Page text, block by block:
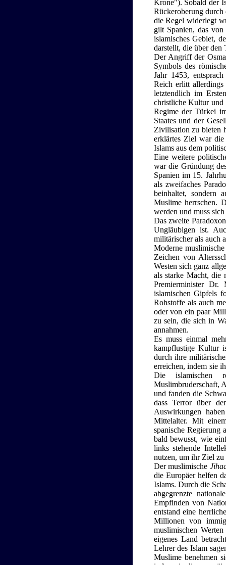
Krone"). Sobald der
Rückeroberung
die Regel widerlegt
gilt Spanien, das
islamisches Gebiet,
darstellt, die über den
Der Angriff der
Symbols des
Jahr 1453,
Reich erlitt
letztendlich im
christliche Kultur und
Regime der Türkei
Staates und der
Zivilisation zu bieten
erklärtes Ziel war
Islams aus dem
Eine weitere
war die Gründung
Spanien im 15.
als zweifaches
beinhaltet, sondern
Muslime herrschen.
werden und muss sich
Das zweite
Ungläubigen ist.
militärischer als auch
Moderne
Zeichen von
Westen sich ganz
als starke Macht, die
Premierminister
islamischen Gipfels
Rohstoffe als auch
oder von ein paar
zu sein, die sich in
annahmen.
Es muss einmal
kampflustige Kultur
durch ihre
erreichen, indem sie
Die islamischen
Muslimbruderschaft,
und fanden die
dass Terror über
Auswirkungen
Mittelalter. Mit
spanische Regierung
bald bewusst, wie
links stehende
nutzen, um ihr Ziel zu
Der muslimische
die Europäer helfen
Islams. Durch die
abgegrenzte
Empfinden von
entstand eine
Millionen von
muslimischen
eigenes Land
Lehrer des Islam
Muslime benehmen